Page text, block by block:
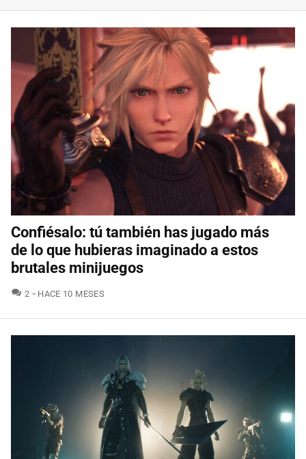
Confiésalo: tú también has jugado más
de lo que hubieras imaginado a estos
brutales minijuegos
2 COMENTARIOS
HACE 10 MESES